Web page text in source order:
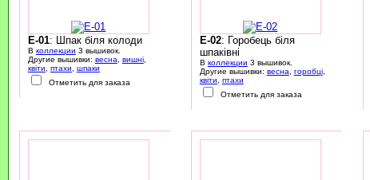
E-01: Шпак біля колоди
В коллекции 3 вышивок.
Другие вышивки: весна вишні,
квіти
птахи
шпаки
Отметить для заказа
E-02: Горобець біля
шпаківні
В коллекции 3 вышивок.
Другие вышивки: весна горобці,
квіти
птахи
Отметить для заказа